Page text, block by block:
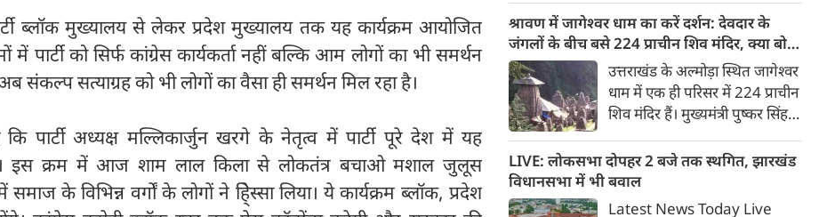
ब्लॉक मुख्यालय से लेकर प्रदेश मुख्यालय तक यह कार्यक्रम आयोजित
में पार्टी को सिर्फ कांग्रेस कार्यकर्ता नहीं बल्कि आम लोगों का भी समर्थन
संकल्प सत्याग्रह को भी लोगों का वैसा ही समर्थन मिल रहा है।
पार्टी अध्यक्ष मल्लिकार्जुन खरगे के नेतृत्व में पार्टी पूरे देश में यह
इस क्रम में आज शाम लाल किला से लोकतंत्र बचाओ मशाल जुलूस
के विभिन्न वर्गों के लोगों ने हिे्स्सा लिया। ये कार्यक्रम ब्लॉक, प्रदेश
सख्‍त रूख अपनाया और विधानसभा
से संसद तक यह मामला उठाया।
कंगना रनौत से लेकर संजय सेठ तक
कई भाजपा नेताओं ने इस मामले में
राहुल गांधी पर निशाना साधा।
श्रावण में जागेश्वर धाम का करें दर्शन: देवदार के
जंगलों के बीच बसे 224 प्राचीन शिव मंदिर, क्या बोले
सीएम धामी?
उत्तराखंड के अल्मोड़ा स्थित जागेश्वर
धाम में एक ही परिसर में 224 प्राचीन
शिव मंदिर हैं। मुख्यमंत्री पुष्कर सिंह
जागेश्वर महादेव के दर्शन करने की
अपील की। जानिए इस पौराणिक
तीर्थ की महिमा और इतिहास।
LIVE: लोकसभा दोपहर 2 बजे तक स्थगित, झारखंड
विधानसभा में भी बवाल
Latest News Today Live